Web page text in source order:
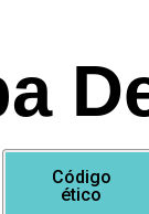
Código
ético